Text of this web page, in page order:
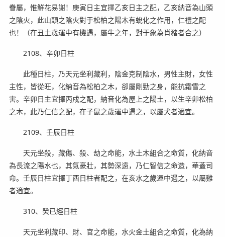
眷屬，惟鮮花易謝！庚寅日主宜擇乙亥日主之配，乙亥納音為山頭
之陰火，此山頭之陰火對于松柏之陽木有蛻化之作用，仁禮之配
也！（在丑土歲運中有機遇，屬牛之年，對于象為肖豬者合之）
2108、辛卯日柱
此種日柱，乃天元坐利藏利，陰金克制陰水，男性主財，女性
主性，皆從旺，化納音為松柏之木，卻屬剛勁之身，能抗霜雪之
害。辛卯日主宜擇丙戍之配，納音化為屋上之陽土，以生辛卯松柏
之木，此乃仁信之配，在子鼠之歲運中遇之，以屬犬者適宜。
2109、壬辰日柱
天元坐殺，藏傷、殺、劫之命能，水土木組合之命質，化納音
為長流之陽水也，其氣豪壯，其勢深遠，乃仁智信之命造，華蓋司
命。壬辰日柱宜擇丁酉日柱者配之，在亥水之歲運中遇之，以屬雞
者適宜。
310、癸已經日柱
天元坐利藏印、財、官之命能，水火金土組合之命質，化為納